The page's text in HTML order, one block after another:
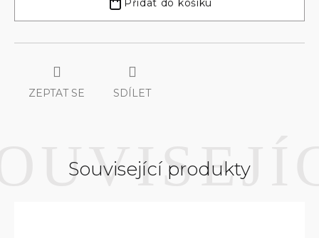
Přidat do košíku
ZEPTAT SE SDÍLET
Související produkty